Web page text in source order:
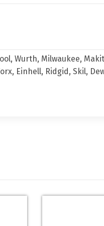
Wurth, Milwaukee,
Einhell, Ridgid, Skil,